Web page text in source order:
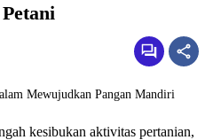
kesibukan aktivitas pertanian,